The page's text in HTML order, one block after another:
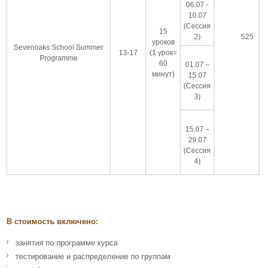
Sevenoaks School Summer
Programme
13-17
15
уроков
(1 урок=
60
минут)
525
06.07 -
10.07
(Сессия
2)
01.07 –
15.07
(Сессия
3)
15.07 –
29.07
(Сессия
4)
В стоимость включено:
занятия по программе курса
тестирование и распределение по группам